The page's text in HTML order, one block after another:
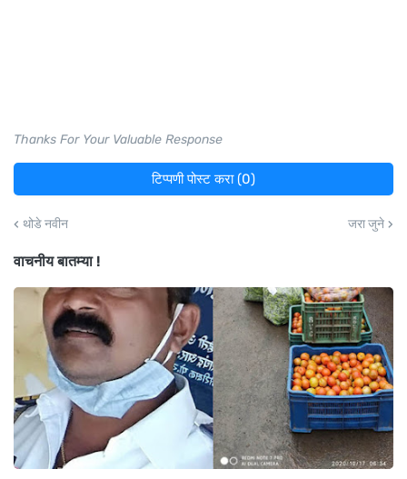
Thanks For Your Valuable Response
टिप्पणी पोस्ट करा (0)
थोडे नवीन जरा जुने
वाचनीय बातम्या !